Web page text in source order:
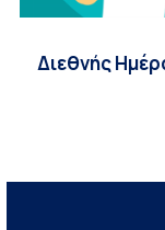
Διεθνής